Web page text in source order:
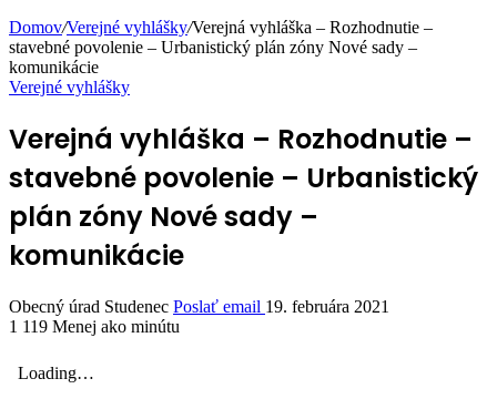
Domov/Verejné vyhlášky/Verejná vyhláška – Rozhodnutie –
stavebné povolenie – Urbanistický plán zóny Nové sady –
komunikácie
Verejné vyhlášky
Verejná vyhláška – Rozhodnutie –
stavebné povolenie – Urbanistický
plán zóny Nové sady –
komunikácie
Obecný úrad Studenec Poslať email 19. februára 2021
1 119 Menej ako minútu